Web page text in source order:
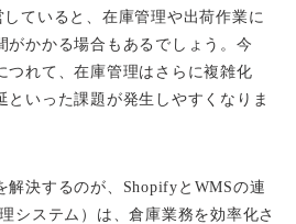
ていると、在庫管理や出荷作業に
がかかる場合もあるでしょう。今
つれて、在庫管理はさらに複雑化
といった課題が発生しやすくなりま
解決するのが、ShopifyとWMSの連
システム）は、倉庫業務を効率化さ